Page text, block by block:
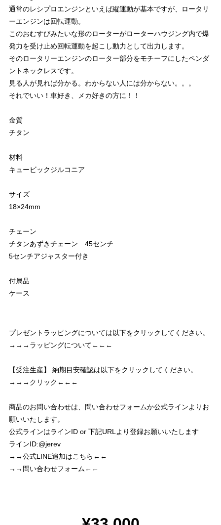
通常のレシプロエンジンといえば縦運動が基本ですが、ロータリ
ーエンジンは回転運動。
このおむすびみたいな形のローターがローターハウジング内で爆
発力を受け止め回転運動を起こし動力として出力します。
そのロータリーエンジンのローター部分をモチーフにしたペンダ
ントネックレスです。
見る人が見れば分かる。わからない人には分からない。。。
それでいい！車好き、メカ好きの方に！！
金質
チタン
材料
キュービックジルコニア
サイズ
18×24mm
チェーン
チタンあずきチェーン 45センチ
5センチアジャスター付き
付属品
ケース
プレゼントラッピングについては以下をクリックしてください。
→→→ラッピングについて←←←
【受注生産】 納期目安確認は以下をクリックしてください。
→→→クリック←←←
商品のお問い合わせは、問い合わせフォームか公式ラインよりお
願いいたします。
公式ラインはラインID or 下記URLより登録お願いいたします
ラインID:@jerev
→→公式LINE追加はこちら←←
→→問い合わせフォーム←←